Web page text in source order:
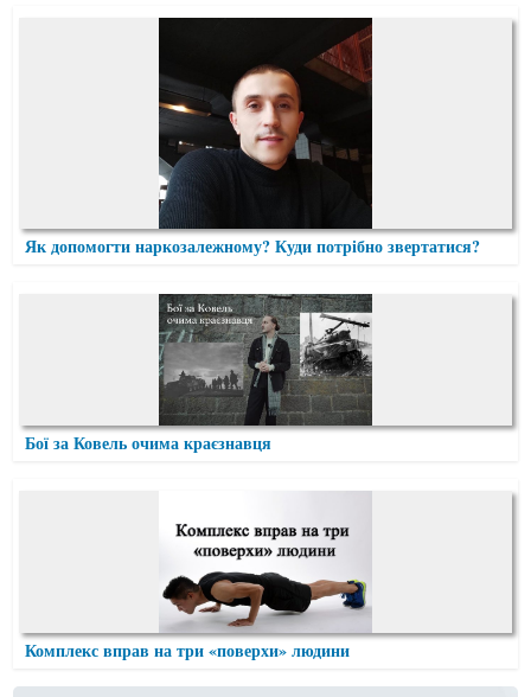
Як допомогти наркозалежному? Куди потрібно звертатися?
Бої за Ковель очима краєзнавця
Комплекс вправ на три «поверхи» людини